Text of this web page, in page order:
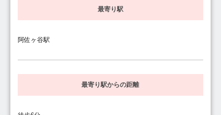
最寄り駅
阿佐ヶ谷駅
最寄り駅からの距離